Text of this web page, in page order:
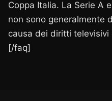
Coppa Italia. La Serie A
non sono generalmente
causa dei diritti televisivi
[/faq]